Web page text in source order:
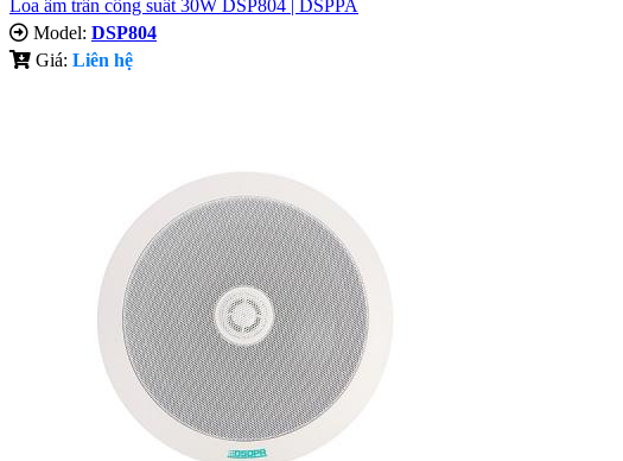
Loa âm trần công suất 30W DSP804 | DSPPA
Model: DSP804
Giá: Liên hệ